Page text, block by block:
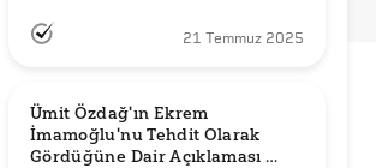
21 Temmuz 2025
Ümit Özdağ'ın Ekrem
İmamoğlu'nu Tehdit Olarak
Gördüğüne Dair Açıklaması